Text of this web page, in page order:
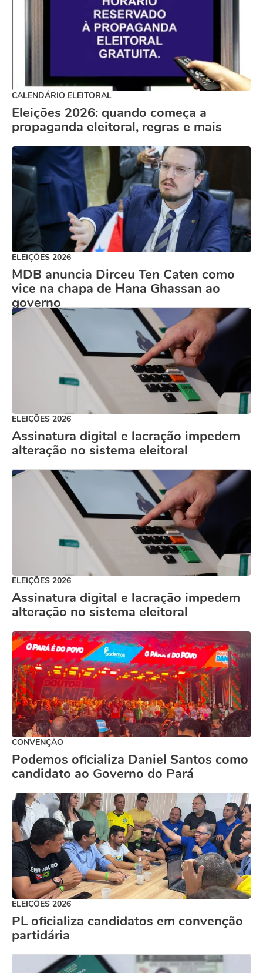
CALENDÁRIO ELEITORAL
Eleições 2026: quando começa a
propaganda eleitoral, regras e mais
ELEIÇÕES 2026
MDB anuncia Dirceu Ten Caten como
vice na chapa de Hana Ghassan ao
governo
ELEIÇÕES 2026
Assinatura digital e lacração impedem
alteração no sistema eleitoral
ELEIÇÕES 2026
Assinatura digital e lacração impedem
alteração no sistema eleitoral
CONVENÇÃO
Podemos oficializa Daniel Santos como
candidato ao Governo do Pará
ELEIÇÕES 2026
PL oficializa candidatos em convenção
partidária